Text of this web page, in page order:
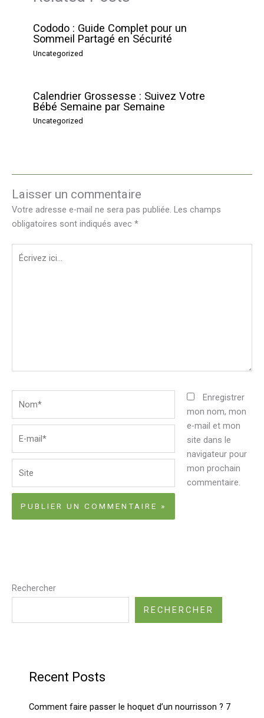
Cododo : Guide Complet pour un
Sommeil Partagé en Sécurité
Uncategorized
Calendrier Grossesse : Suivez Votre
Bébé Semaine par Semaine
Uncategorized
Laisser un commentaire
Votre adresse e-mail ne sera pas publiée. Les champs
obligatoires sont indiqués avec *
Écrivez
ici…
mail*
Enregistrer
mon nom, mon
e-mail et mon
site dans le
navigateur pour
mon prochain
commentaire.
Rechercher
RECHERCHER
Recent Posts
Comment faire passer le hoquet d’un nourrisson ? 7